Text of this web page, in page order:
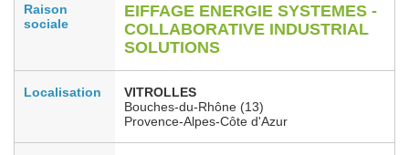
Raison
sociale
EIFFAGE ENERGIE SYSTEMES -
COLLABORATIVE INDUSTRIAL
SOLUTIONS
Localisation
VITROLLES
Bouches-du-Rhône (13)
Provence-Alpes-Côte d'Azur